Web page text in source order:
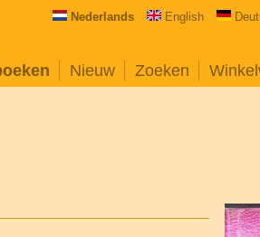
Nederlands English
Nieuw Zoeken